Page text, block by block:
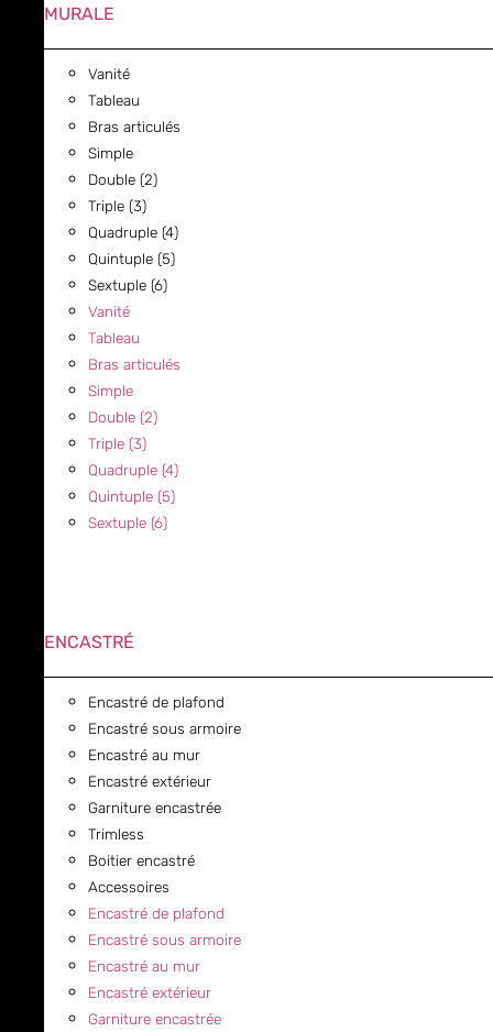
MURALE
Vanité
Tableau
Bras articulés
Simple
Double (2)
Triple (3)
Quadruple (4)
Quintuple (5)
Sextuple (6)
Vanité
Tableau
Bras articulés
Simple
Double (2)
Triple (3)
Quadruple (4)
Quintuple (5)
Sextuple (6)
ENCASTRÉ
Encastré de plafond
Encastré sous armoire
Encastré au mur
Encastré extérieur
Garniture encastrée
Trimless
Boitier encastré
Accessoires
Encastré de plafond
Encastré sous armoire
Encastré au mur
Encastré extérieur
Garniture encastrée